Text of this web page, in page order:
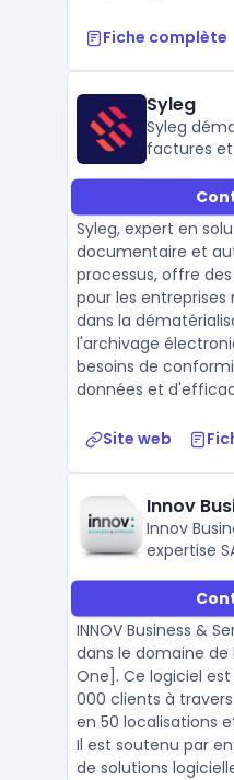
Fiche complète
Syleg
Syleg
factures et
Syleg, expert en
documentaire et
processus, offre
pour les entreprises
dans la
l'archivage
besoins de
données et
Site web
Innov
Innov
expertise
INNOV Business &
dans le domaine de
One]. Ce logiciel
000 clients à
en 50 localisations
Il est soutenu par
de solutions